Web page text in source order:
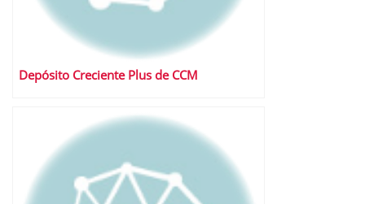
Depósito Creciente Plus de CCM